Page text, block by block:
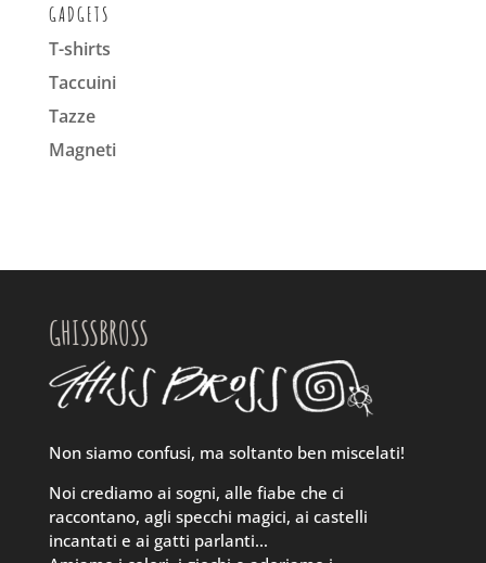
GADGETS
T-shirts
Taccuini
Tazze
Magneti
GHISSBROSS
Non siamo confusi, ma soltanto ben miscelati!
Noi crediamo ai sogni, alle fiabe che ci
raccontano, agli specchi magici, ai castelli
incantati e ai gatti parlanti…